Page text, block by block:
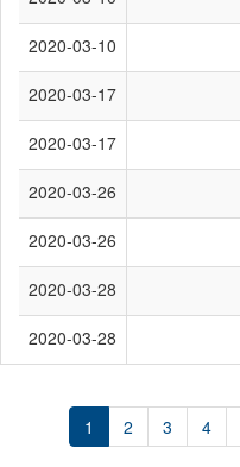
2020-03-10
2020-03-17
2020-03-17
2020-03-26
2020-03-26
2020-03-28
2020-03-28
1 2 3 4